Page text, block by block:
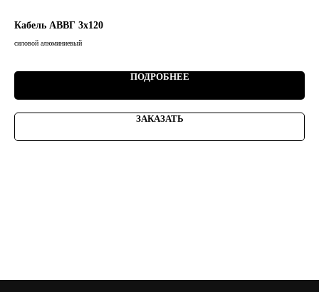
Кабель АВВГ 3х120
силовой алюминиевый
ПОДРОБНЕЕ
ЗАКАЗАТЬ